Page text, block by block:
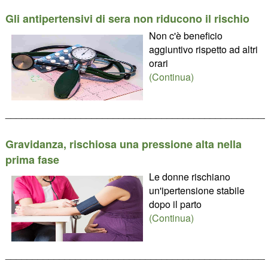
Gli antipertensivi di sera non riducono il rischio
Non c'è beneficio
aggiuntivo rispetto ad altri
orari
(Continua)
Gravidanza, rischiosa una pressione alta nella
prima fase
Le donne rischiano
un'ipertensione stabile
dopo il parto
(Continua)